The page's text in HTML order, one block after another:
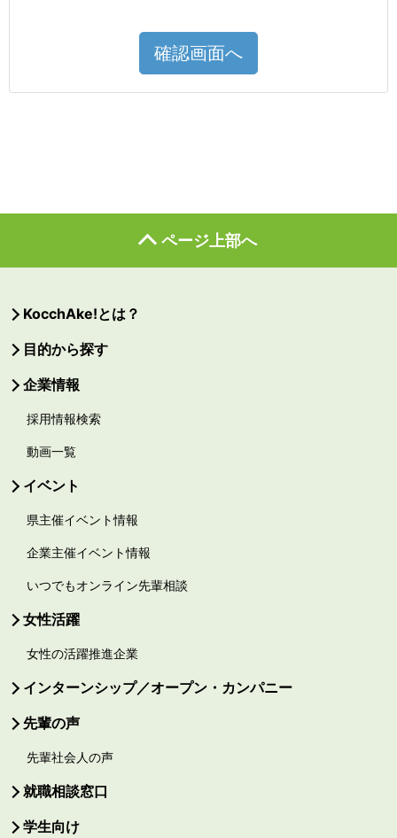
確認画面へ
ページ上部へ
KocchAke!とは？
目的から探す
企業情報
採用情報検索
動画一覧
イベント
県主催イベント情報
企業主催イベント情報
いつでもオンライン先輩相談
女性活躍
女性の活躍推進企業
インターンシップ／オープン・カンパニー
先輩の声
先輩社会人の声
就職相談窓口
学生向け